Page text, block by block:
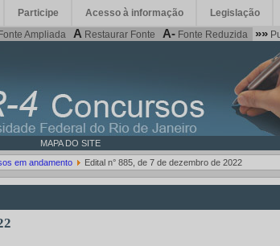
Participe Acesso à informação Legislação
Fonte Ampliada A Restaurar Fonte A- Fonte Reduzida »»
MAPA DO SITE
em andamento Edital n° 885, de 7 de dezembro de 2022